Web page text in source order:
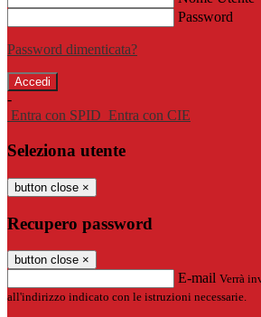
Password
Password dimenticata?
-
Entra con SPID Entra con CIE
Seleziona utente
button close ×
Recupero password
button close ×
E-mail Verrà
all'indirizzo indicato con le istruzioni necessarie.